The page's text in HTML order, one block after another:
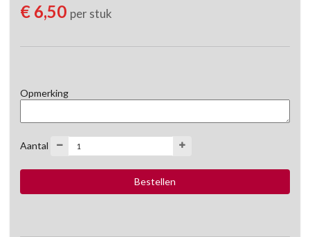
€ 6,50 per stuk
Opmerking
Aantal